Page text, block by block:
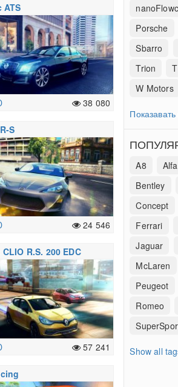
ATS
38 080
S
24 546
R.S. 200 EDC
57 241
Porsche
Sbarro
Trion
W Motors
Показавать
A8 Alfa
Bentley
Concept
Ferrari
Jaguar
McLaren
Peugeot
Romeo
Show all